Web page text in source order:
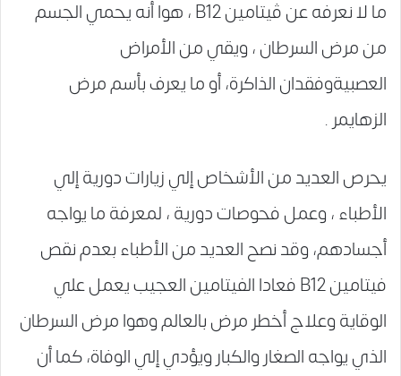
ما لا نعرفه عن ڤيتامين B12 ، هوا أنه يحمي الجسم
من مرض السرطان ، ويقي من الأمراض
العصبيةوفقدان الذاكرة، أو ما يعرف بأسم مرض
الزهايمر .
يحرص العديد من الأشخاص إلي زيارات دورية إلي
الأطباء ، وعمل فحوصات دورية ، لمعرفة ما يواجه
أجسادهم، وقد نصح العديد من الأطباء بعدم نقص
فيتامين B12 فعادا الفيتامين العجيب يعمل علي
الوقاية وعلاج أخطر مرض بالعالم وهوا مرض السرطان
الذي يواجه الصغار والكبار ويؤدي إلي الوفاة، كما أن